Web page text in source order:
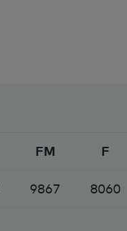
FM F
9867 8060